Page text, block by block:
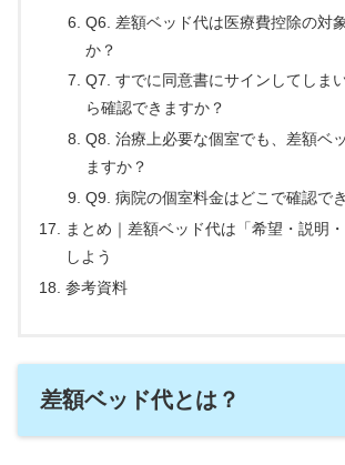
Q6. 差額ベッド代は医療費控除の対
か？
Q7. すでに同意書にサインしてしま
ら確認できますか？
Q8. 治療上必要な個室でも、差額ベ
ますか？
Q9. 病院の個室料金はどこで確認で
まとめ｜差額ベッド代は「希望・説明
しよう
参考資料
差額ベッド代とは？